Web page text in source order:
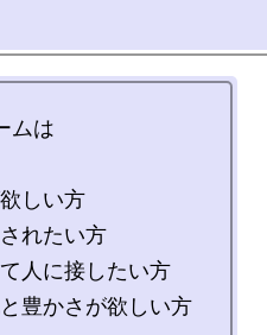
ムは
しい方
れたい方
人に接したい方
豊かさが欲しい方